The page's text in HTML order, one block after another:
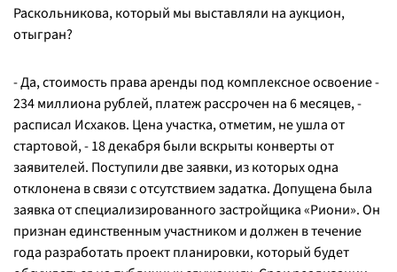
Раскольникова, который мы выставляли на аукцион,
отыгран?
- Да, стоимость права аренды под комплексное освоение -
234 миллиона рублей, платеж рассрочен на 6 месяцев,-
расписал Исхаков. Цена участка, отметим, не ушла от
стартовой, -18 декабря были вскрыты конверты от
заявителей. Поступили две заявки, из которых одна
отклонена в связи с отсутствием задатка. Допущена была
заявка от специализированного застройщика «Риони». Он
признан единственным участником и должен в течение
года разработать проект планировки, который будет